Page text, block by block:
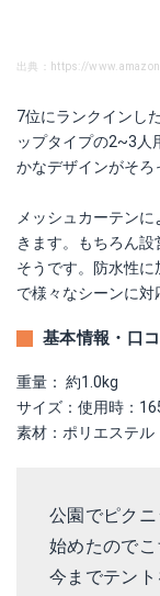
出典：https://
7位にランクインし
ップタイプの2~3人
かなデザインがそろ
メッシュカーテン
きます。もちろん
そうです。防水性
で様々なシーンに対
基本情報・口
重量： 約1.0kg
サイズ：使用時：
素材：ポリエステル
公園でピク
始めたのでこ
今までテン